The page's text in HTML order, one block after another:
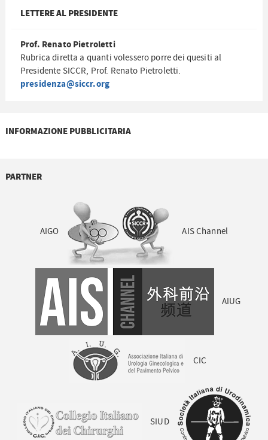
LETTERE AL PRESIDENTE
Prof. Renato Pietroletti
Rubrica diretta a quanti volessero porre dei quesiti al
Presidente SICCR, Prof. Renato Pietroletti.
presidenza@siccr.org
INFORMAZIONE PUBBLICITARIA
PARTNER
AIGO AIS Channel
AIUG
CIC
SIUD